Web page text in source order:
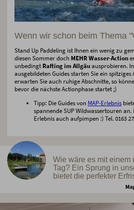
Wenn wir schon beim Thema
Stand Up Paddeling ist Ihnen ein wenig zu
diesen Sommer doch MEHR Wasser-Action
unbedingt Rafting im Allgäuausprobieren.
ausgebildeten Guides starten Sie ein spitziges
erwarten Sie auch ruhige Abschnitte, so
bevor die nächste Actionphase startet ;)
Tipp: Die Guides von MAP-Erlebnis
spannende SUP Wildwassertouren
Erlebnis auch aufpimpen :) Tel. 0163
Wie wäre es mit einem
Tag? Ein Sprung in
bietet die perfekter